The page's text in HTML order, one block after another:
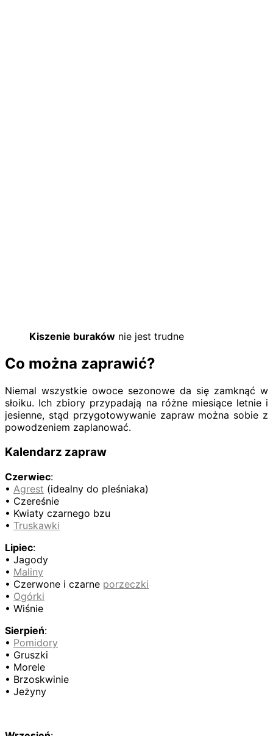
Kiszenie buraków nie jest trudne
Co można zaprawić?
Niemal wszystkie owoce sezonowe da się zamknąć w
słoiku. Ich zbiory przypadają na różne miesiące letnie i
jesienne, stąd przygotowywanie zapraw można sobie z
powodzeniem zaplanować.
Kalendarz zapraw
Czerwiec:
• Agrest (idealny do pleśniaka)
• Czereśnie
• Kwiaty czarnego bzu
• Truskawki
Lipiec:
• Jagody
• Maliny
• Czerwone i czarne porzeczki
• Ogórki
• Wiśnie
Sierpień:
• Pomidory
• Gruszki
• Morele
• Brzoskwinie
• Jeżyny